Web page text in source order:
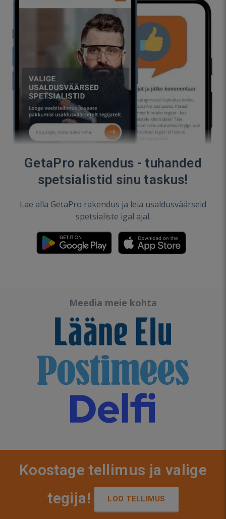
GetaPro rakendus - tuhanded
spetsialistid sinu taskus!
Lae alla GetaPro rakendus ja leia usaldusväärseid
spetsialiste igal ajal.
Meedia meie kohta
Koostage tellimus ja valige
tegija!
LOO TELLIMUS